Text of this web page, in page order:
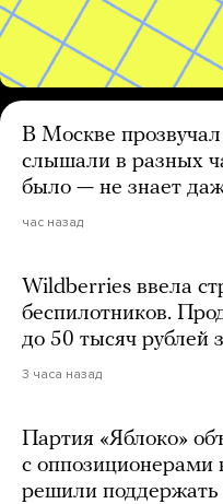
В Москве
слышали в разных
было — не знает
час назад
Wildberries ввела
беспилотников.
до 50 тысяч рублей
3 часа назад
Партия «Яблоко»
с оппозиционерами
решили поддержать